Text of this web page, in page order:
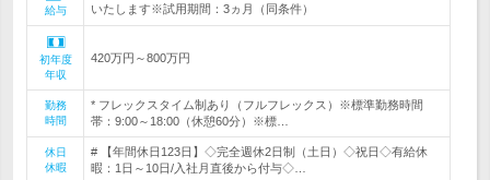
給与
いたします※試用期間：3ヵ月（同条件）
初年度
年収
420万円～800万円
勤務
時間
* フレックスタイム制あり（フルフレックス）※標準勤務時間
帯：9:00～18:00（休憩60分）※標…
休日
休暇
# 【年間休日123日】◇完全週休2日制（土日）◇祝日◇有給休
暇：1日～10日/入社月直後から付与◇…